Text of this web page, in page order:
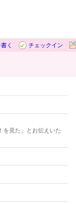
く
チェックイン
見た」とお伝えいた